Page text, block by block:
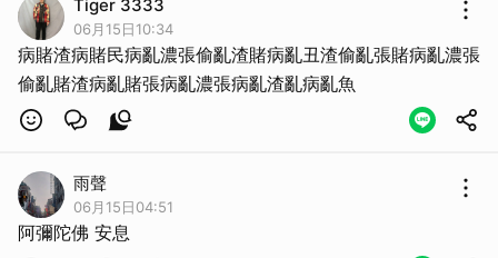
Tiger 3333
06月15日10:34
病賭渣病賭民病亂濃張偷亂渣賭病亂丑渣偷亂張賭病亂濃張
偷亂賭渣病亂賭張病亂濃張病亂渣亂病亂魚
雨聲
06月15日04:51
阿彌陀佛 安息